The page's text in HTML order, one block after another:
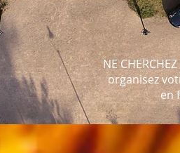
NE
organisez
en